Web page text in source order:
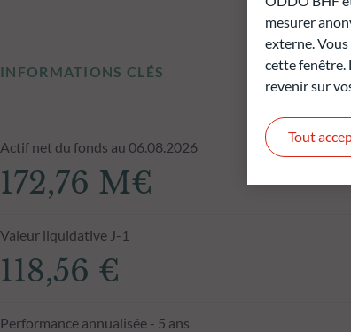
INFORMATIONS CLÉS
Actif net du fonds au 06.08.2026
172,76 M€
Valeur liquidative J-1
118,56 €
Performance annualisée - 5 ans
mesurer
externe.
cette fenêtre.
revenir sur
Tout